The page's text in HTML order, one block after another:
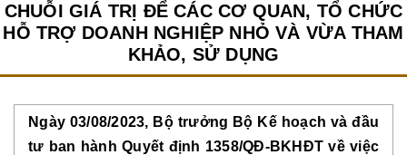
CHUỖI GIÁ TRỊ ĐỂ CÁC CƠ QUAN, TỔ CHỨC
HỖ TRỢ DOANH NGHIỆP NHỎ VÀ VỪA THAM
KHẢO, SỬ DỤNG
Ngày 03/08/2023, Bộ trưởng Bộ Kế hoạch và đầu
tư ban hành Quyết định 1358/QĐ-BKHĐT về việc